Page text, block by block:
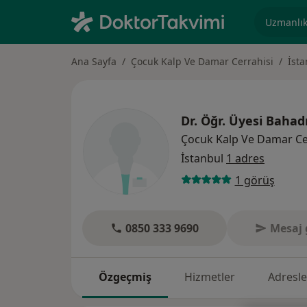
Ana Sayfa Çocuk Kalp Ve Damar Cerrahisi
Dr. Öğr. Üyesi
Çocuk Kalp Ve Damar
İstanbul 1 adres
1 görüş
0850 333 9690 Mesaj
Özgeçmiş Hizmetler